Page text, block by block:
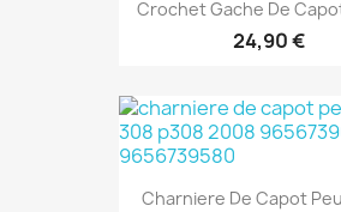
Crochet Gache De
24,90 €
Charniere De Capot